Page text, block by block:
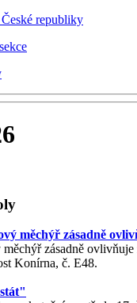
měchýř zásadně
zásadně
Konírna, č. E48.